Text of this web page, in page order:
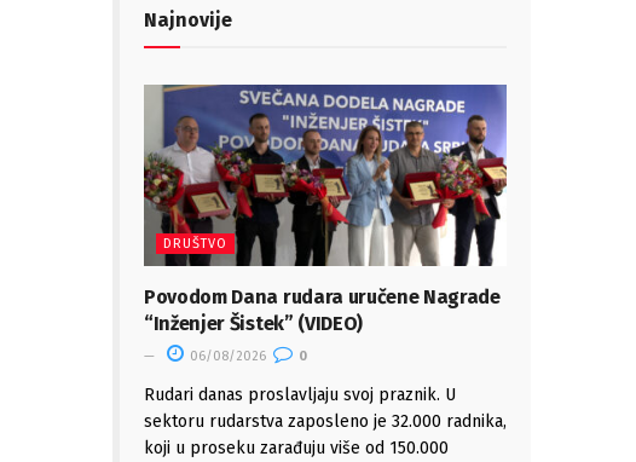
Najnovije
DRUŠTVO
Povodom Dana rudara uručene Nagrade
“Inženjer Šistek” (VIDEO)
06/08/2026 0
Rudari danas proslavljaju svoj praznik. U
sektoru rudarstva zaposleno je 32.000 radnika,
koji u proseku zarađuju više od 150.000